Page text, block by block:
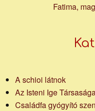
Fatima,
A schioi látnok
Az Isteni Ige
Családfa gyógyító